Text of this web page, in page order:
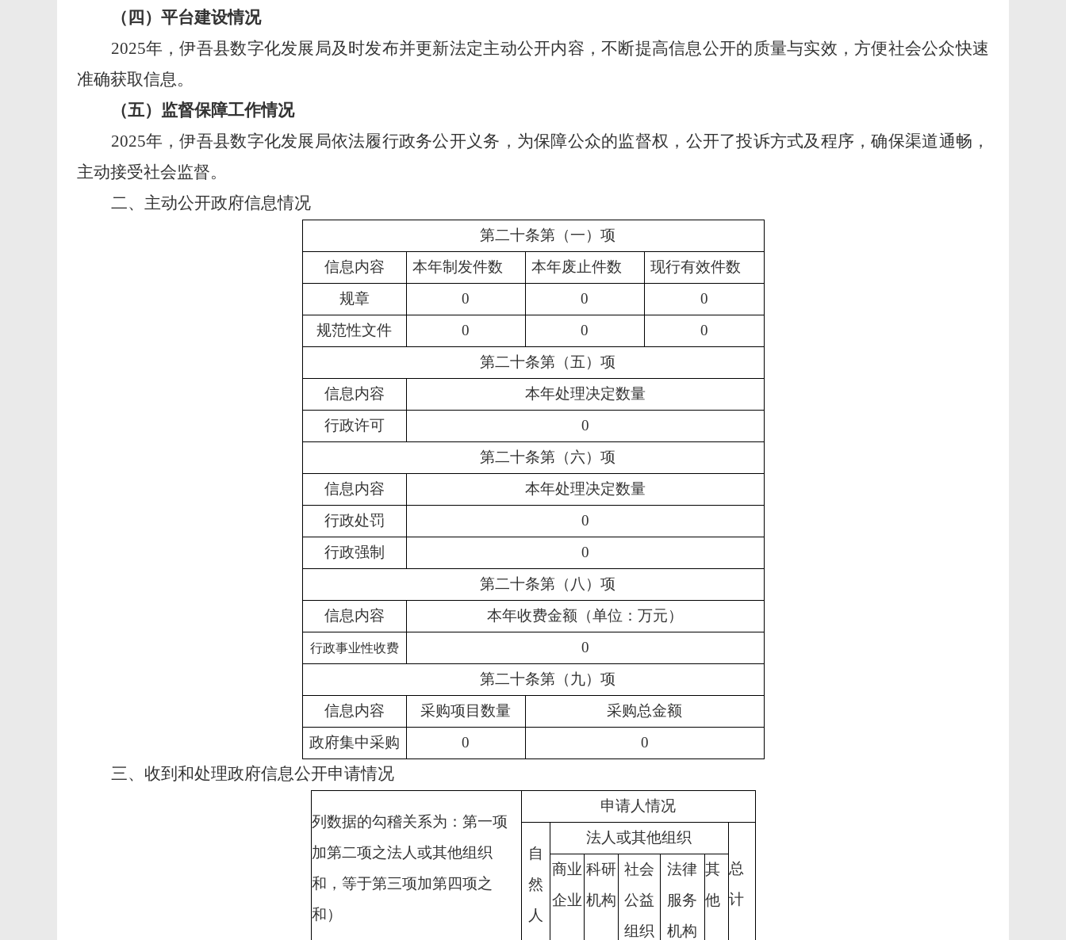
（四）平台建设情况
2025年，伊吾县数字化发展局及时发布并更新法定主动公开内容，不断提高信息公开的质量与实效，方便社会公众快速
准确获取信息。
（五）监督保障工作情况
2025年，伊吾县数字化发展局依法履行政务公开义务，为保障公众的监督权，公开了投诉方式及程序，确保渠道通畅，
主动接受社会监督。
二、主动公开政府信息情况
第二十条第（一）项
信息内容
本年制 发件数 本年废止件数
现行有效件数
规章
0 0
0
规范性文件
0 0
0
第二十条第（五）项
信息内容
本年处理决定数量
行政许可
0
第二十条第（六）项
信息内容
本年处理决定数量
行政处罚
0
行政强制
0
第二十条第（八）项
信息内容
本年收费金额（单位：万元）
行政事业性收费
0
第二十条第（九）项
信息内容
采购项目数量
采购总金额
政府集中采购
0 0
三、收到和处理政府信息公开申请情况
列数据的勾稽关系为：第一项
加第二项之法人或其他组织
和，等于第三项加第四项之
和）
申请人情况
自
然
人
法人或其他组织
总
计
商业
企业
科研
机构
社会
公益
组织
法律
服务
机构
其
他